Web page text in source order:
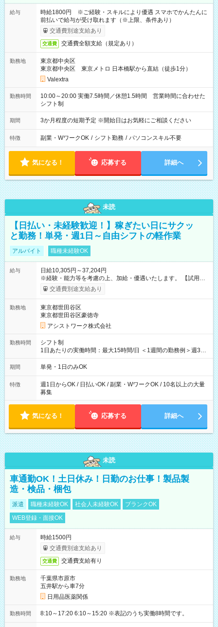
給与
時給1800円 ※ご経験・スキルにより優遇 スマホでかんたんに
前払いで給与が受け取れます（※上限、条件あり）
交通費別途支給あり
交通費 交通費全額支給（規定あり）
勤務地
東京都中央区
東京都中央区 東京メトロ 日本橋駅から直結（徒歩1分）
Valextra
勤務時間
10:00～20:00 実働7.5時間／休憩1.5時間 営業時間に合わせた
シフト制
期間 3か月程度の短期予定 ※開始日はお気軽にご相談ください
特徴 副業・WワークOK / シフト勤務 / パソコンスキル不要
気になる！ 応募する 詳細へ
未読
【日払い・未経験歓迎！】稼ぎたい日にサクッ
と勤務！単発・週1日～自由シフトの軽作業
アルバイト 職種未経験OK
給与
日給10,305円～37,204円
※経験・能力等を考慮の上、加給・優遇いたします。 【試用期
間】試用期間なし
交通費別途支給あり
勤務地
東京都世田谷区
東京都世田谷区豪徳寺
アシストワーク株式会社
勤務時間
シフト制
1日あたりの実働時間：最大15時間/日 ＜1週間の勤務例＞週3回
勤務 勤務：月・水・金 休み：火・木・土・日 好きな時にお仕事
可能です！ ※1日あたりの最大実働時間は日勤、夜勤共に勤務し
期間 単発・1日のみOK
特徴
週1日からOK / 日払いOK / 副業・WワークOK / 10名以上の大量
募集
気になる！ 応募する 詳細へ
未読
車通勤OK！土日休み！日勤のお仕事！製品製
造・検品・梱包
派遣 職種未経験OK 社会人未経験OK
ブランクOK
WEB登録・面接OK
給与
時給1500円
交通費別途支給あり
交通費 交通費支給有り
勤務地
千葉県市原市
五井駅から車7分
日用品医薬関係
勤務時間 8:10～17:20 6:10～15:20 ※表記のうち実働8時間です。